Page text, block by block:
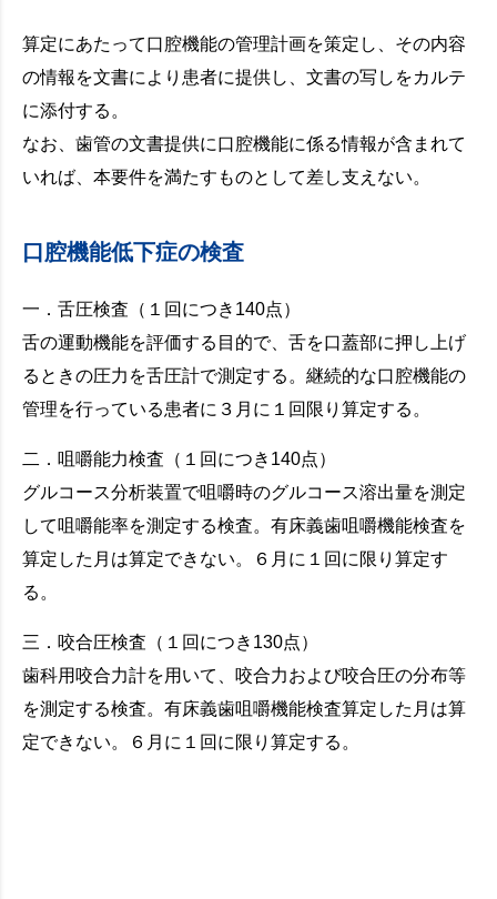
算定にあたって口腔機能の管理計画を策定し、その内容
の情報を文書により患者に提供し、文書の写しをカルテ
に添付する。
なお、歯管の文書提供に口腔機能に係る情報が含まれて
いれば、本要件を満たすものとして差し支えない。
口腔機能低下症の検査
一．舌圧検査（１回につき140点）
舌の運動機能を評価する目的で、舌を口蓋部に押し上げ
るときの圧力を舌圧計で測定する。継続的な口腔機能の
管理を行っている患者に３月に１回限り算定する。
二．咀嚼能力検査（１回につき140点）
グルコース分析装置で咀嚼時のグルコース溶出量を測定
して咀嚼能率を測定する検査。有床義歯咀嚼機能検査を
算定した月は算定できない。６月に１回に限り算定す
る。
三．咬合圧検査（１回につき130点）
歯科用咬合力計を用いて、咬合力および咬合圧の分布等
を測定する検査。有床義歯咀嚼機能検査算定した月は算
定できない。６月に１回に限り算定する。